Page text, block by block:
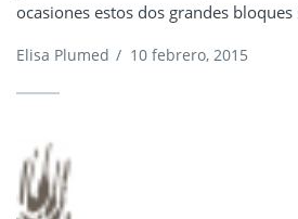
ocasiones estos dos grandes
Elisa Plumed / 10 febrero, 2015